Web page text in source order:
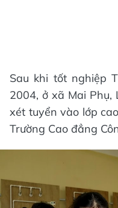
Sau khi tốt nghiệp
2004, ở xã Mai Phụ,
xét tuyển vào lớp
Trường Cao đẳng